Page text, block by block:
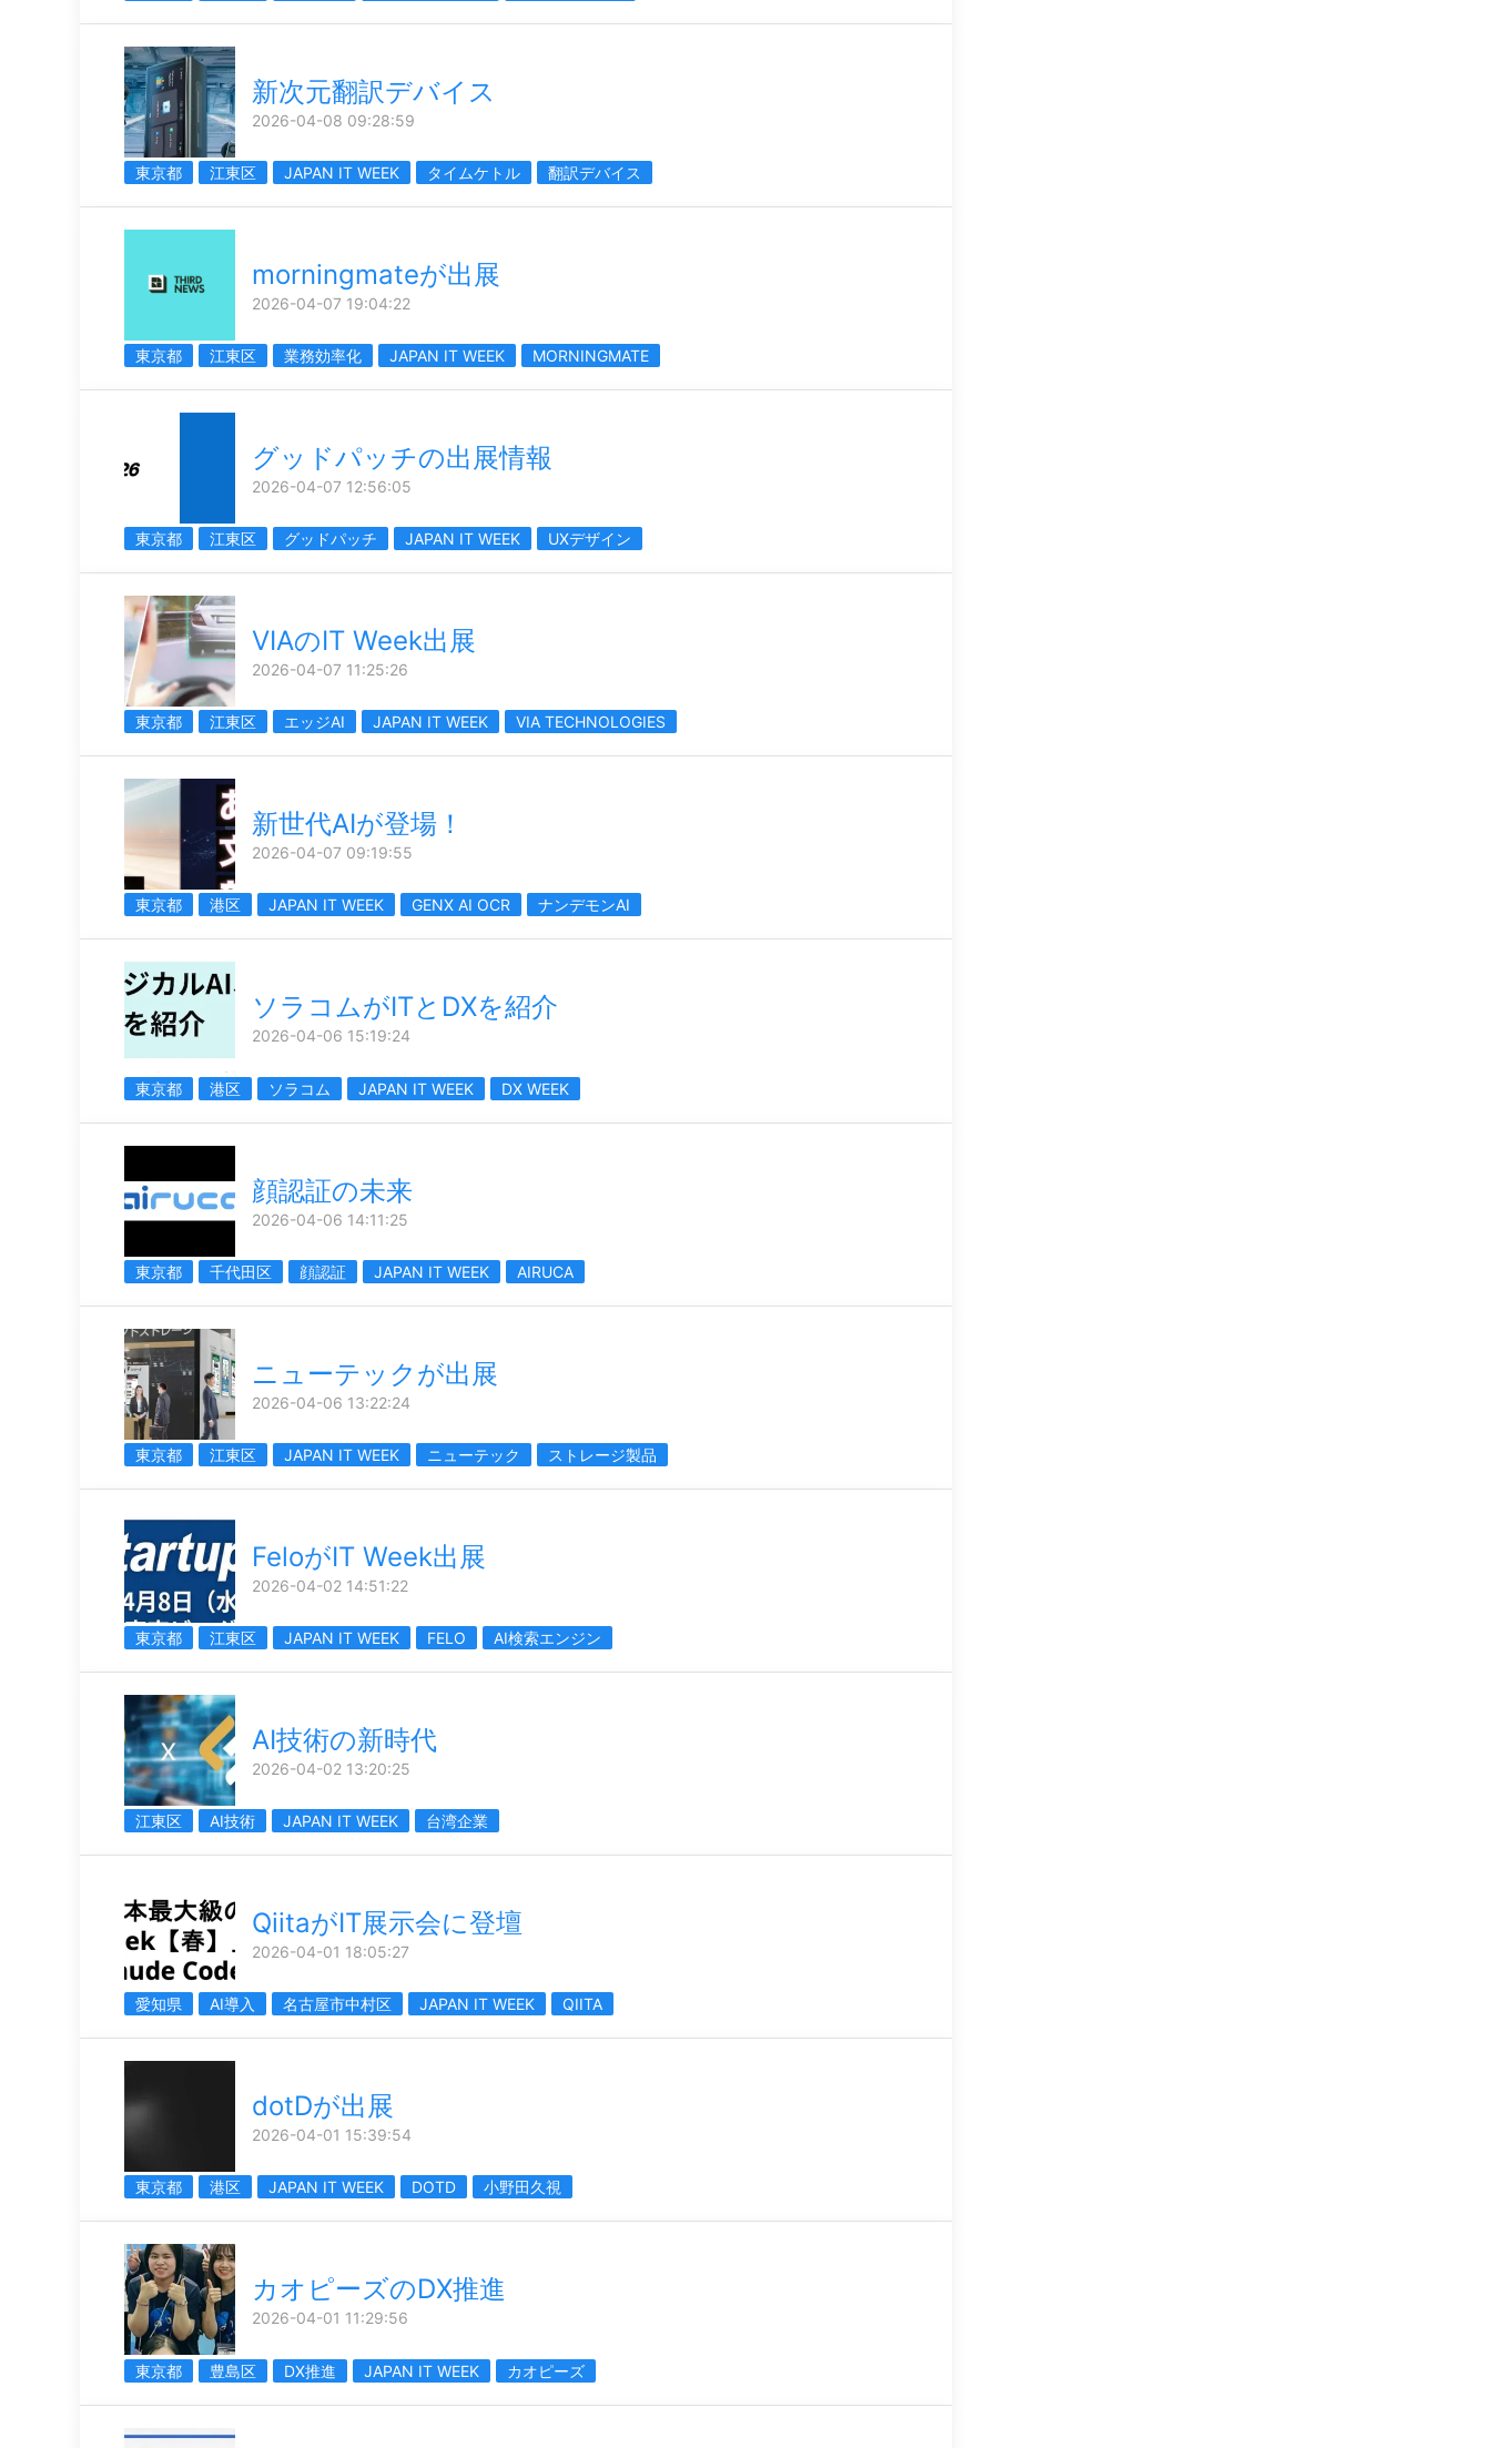
新次元翻訳デバイス
2026-04-08 09:28:59
東京都 江東区 JAPAN IT WEEK タイムケトル 翻訳デバイス
morningmateが出展
2026-04-07 19:04:22
東京都 江東区 業務効率化 JAPAN IT WEEK MORNINGMATE
グッドパッチの出展情報
2026-04-07 12:56:05
東京都 江東区 グッドパッチ JAPAN IT WEEK UXデザイン
VIAのIT Week出展
2026-04-07 11:25:26
東京都 江東区 エッジAI JAPAN IT WEEK VIA TECHNOLOGIES
新世代AIが登場！
2026-04-07 09:19:55
東京都 港区 JAPAN IT WEEK GENX AI OCR ナンデモンAI
ソラコムがITとDXを紹介
2026-04-06 15:19:24
東京都 港区 ソラコム JAPAN IT WEEK DX WEEK
顔認証の未来
2026-04-06 14:11:25
東京都 千代田区 顔認証 JAPAN IT WEEK AIRUCA
ニューテックが出展
2026-04-06 13:22:24
東京都 江東区 JAPAN IT WEEK ニューテック ストレージ製品
FeloがIT Week出展
2026-04-02 14:51:22
東京都 江東区 JAPAN IT WEEK FELO AI検索エンジン
AI技術の新時代
2026-04-02 13:20:25
江東区 AI技術 JAPAN IT WEEK 台湾企業
QiitaがIT展示会に登壇
2026-04-01 18:05:27
愛知県 AI導入 名古屋市中村区 JAPAN IT WEEK QIITA
dotDが出展
2026-04-01 15:39:54
東京都 港区 JAPAN IT WEEK DOTD 小野田久視
カオピーズのDX推進
2026-04-01 11:29:56
東京都 豊島区 DX推進 JAPAN IT WEEK カオピーズ